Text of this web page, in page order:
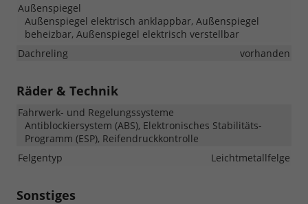
Außenspiegel
Außenspiegel elektrisch anklappbar, Außenspiegel
beheizbar, Außenspiegel elektrisch verstellbar
Dachreling
vorhanden
Räder & Technik
Fahrwerk- und Regelungssysteme
Antiblockiersystem (ABS), Elektronisches Stabilitäts-
Programm (ESP), Reifendruckkontrolle
Felgentyp
Leichtmetallfelge
Sonstiges